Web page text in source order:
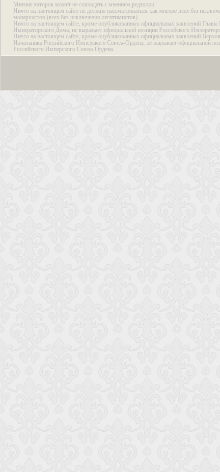
Мнение авторов может не совпадать с мнением редакции.
Ничто на настоящем сайте не должно рассматриваться как мнение всех без
монархистов (всех без исключения легитимистов).
Ничто на настоящем сайте, кроме опубликованных официальных заявлений Главы
Императорского Дома, не выражает официальной позиции Российского
Ничто на настоящем сайте, кроме опубликованных официальных заявлений
Начальника Российского Имперского Союза-Ордена, не выражает официальной
Российского Имперского Союза-Ордена.